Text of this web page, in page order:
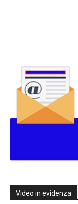
Video in evidenza